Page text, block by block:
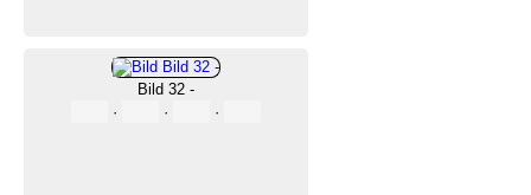
Bild 32 -
·
· ·